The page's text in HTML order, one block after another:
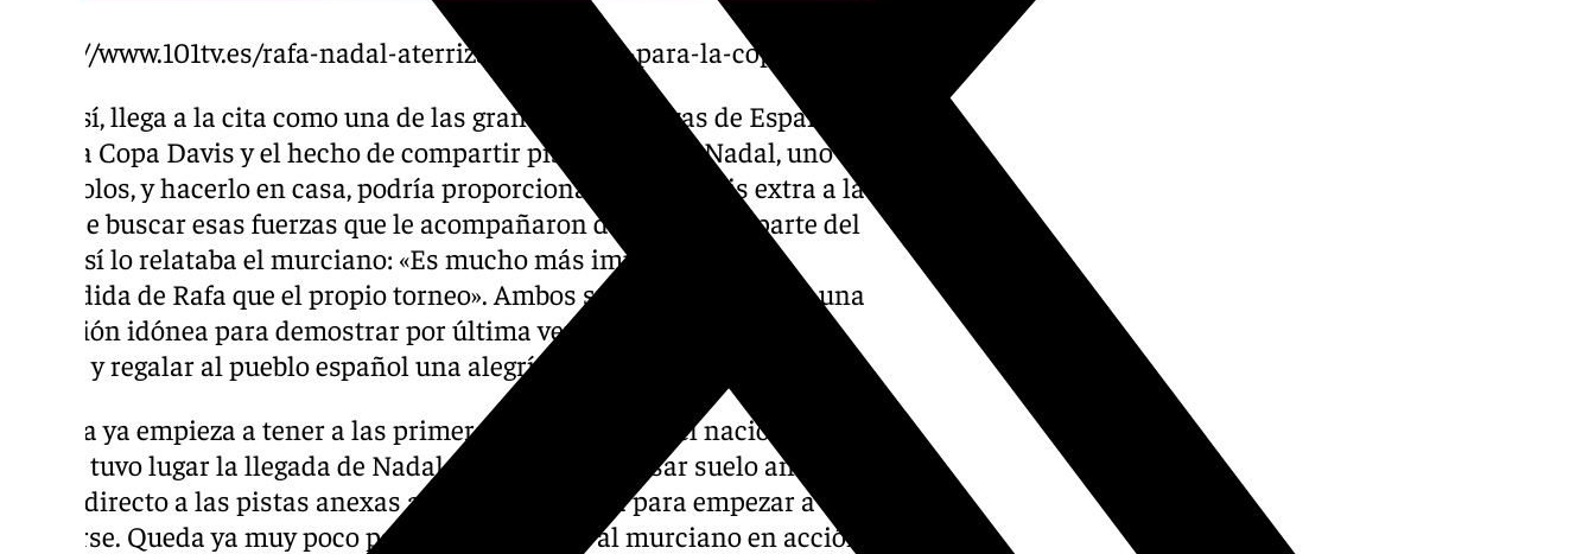
https://www.101tv.es/rafa-nadal-aterriza-en-malaga-para-la-copa-davis/
Aún así, llega a la cita como una de las grandes esperanzas de España
para la Copa Davis y el hecho de compartir pista con Rafa Nadal, uno de
sus ídolos, y hacerlo en casa, podría proporcionarle un éxtasis extra a la
hora de buscar esas fuerzas que le acompañaron durante gran parte del
año. Así lo relataba el murciano: «Es mucho más importante la
despedida de Rafa que el propio torneo». Ambos se encuentran ante una
situación idónea para demostrar por última vez el tenis que atesoran
juntos y regalar al pueblo español una alegría.
Málaga ya empieza a tener a las primeras raquetas a nivel nacional. El
jueves tuvo lugar la llegada de Nadal, que nada más pisar suelo andaluz
se fue directo a las pistas anexas al Martín Carpena para empezar a
probarse. Queda ya muy poco para ver al balear y al murciano en acción.